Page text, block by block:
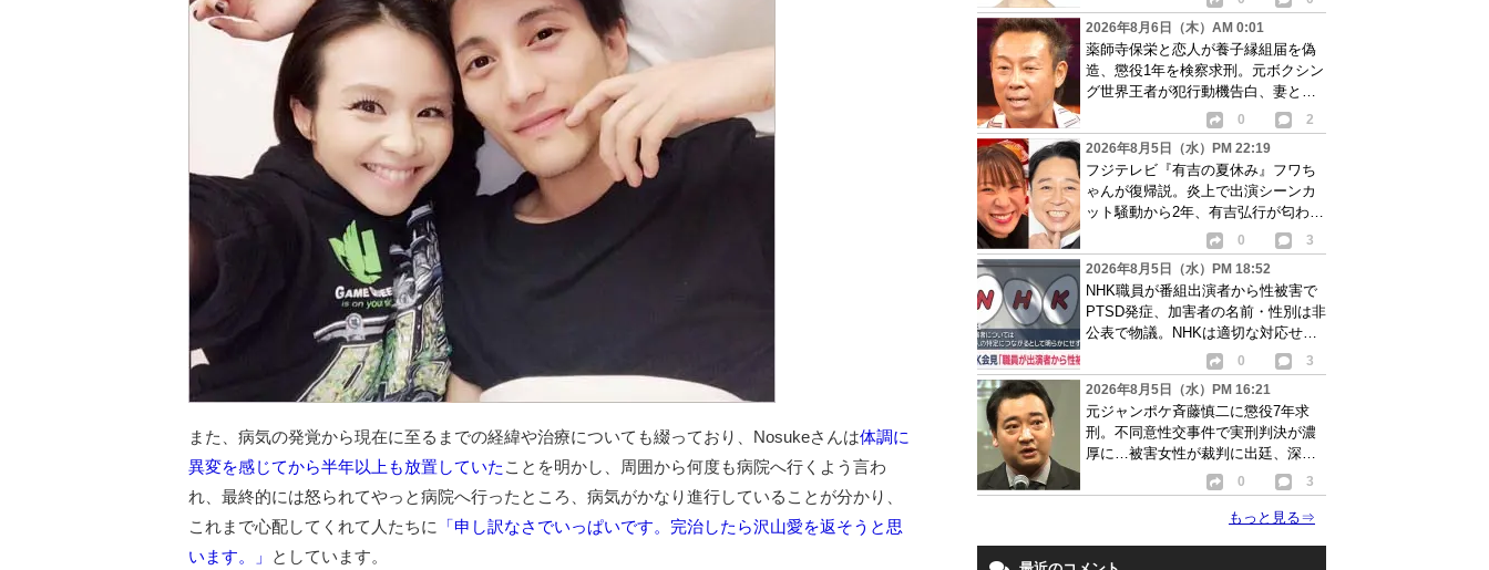
また、病気の発覚から現在に至るまでの経緯や治療についても綴っており、Nosukeさんは体調に
異変を感じてから半年以上も放置していた ことを明かし、周囲から何度も病院へ行くよう言わ
れ、最終的には怒られてやっと病院へ行ったところ、病気がかなり進行していることが分かり、
これまで心配してくれて人たちに
「申し訳なさでいっぱいです。完治したら沢山愛を返そうと思
います。」
としています。
2026年8月6日（木）AM 0:01
薬師寺保栄と恋人が養子縁組届を偽
造、懲役1年を検察求刑。元ボクシン
グ世界王者が犯行動機告白、妻と離
0
2
2026年8月5日（水）PM 22:19
フジテレビ『有吉の夏休み』フワち
ゃんが復帰説。炎上で出演シーンカ
ット騒動から2年、有吉弘行が匂わせ
0
3
2026年8月5日（水）PM 18:52
NHK職員が番組出演者から性被害で
PTSD発症、加害者の名前・性別は非
公表で物議。NHKは適切な対応せず
0
3
2026年8月5日（水）PM 16:21
元ジャンポケ斉藤慎二に懲役7年求
刑。不同意性交事件で実刑判決が濃
厚に…被害女性が裁判に出廷、深刻
0 3
もっと見る⇒